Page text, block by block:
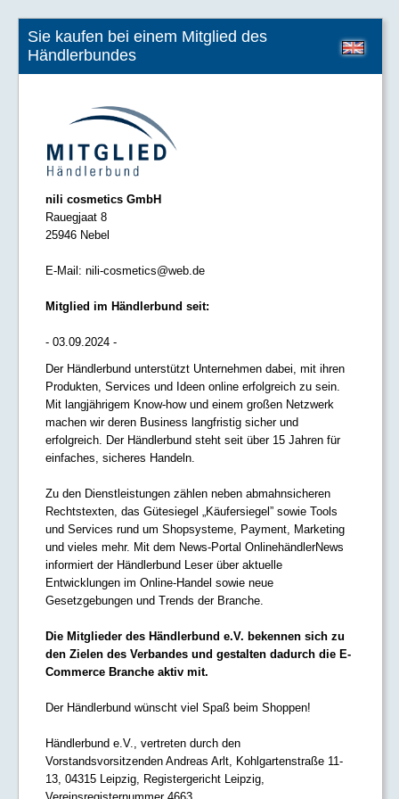
Sie kaufen bei einem Mitglied des
Händlerbundes
nili cosmetics GmbH
Rauegjaat 8
25946 Nebel
E-Mail: nili-cosmetics@web.de
Mitglied im Händlerbund seit:
- 03.09.2024 -
Der Händlerbund unterstützt Unternehmen dabei, mit ihren
Produkten, Services und Ideen online erfolgreich zu sein.
Mit langjährigem Know-how und einem großen Netzwerk
machen wir deren Business langfristig sicher und
erfolgreich. Der Händlerbund steht seit über 15 Jahren für
einfaches, sicheres Handeln.
Zu den Dienstleistungen zählen neben abmahnsicheren
Rechtstexten, das Gütesiegel „Käufersiegel” sowie Tools
und Services rund um Shopsysteme, Payment, Marketing
und vieles mehr. Mit dem News-Portal OnlinehändlerNews
informiert der Händlerbund Leser über aktuelle
Entwicklungen im Online-Handel sowie neue
Gesetzgebungen und Trends der Branche.
Die Mitglieder des Händlerbund e.V. bekennen sich zu
den Zielen des Verbandes und gestalten dadurch die E-
Commerce Branche aktiv mit.
Der Händlerbund wünscht viel Spaß beim Shoppen!
Händlerbund e.V., vertreten durch den
Vorstandsvorsitzenden Andreas Arlt, Kohlgartenstraße 11-
13, 04315 Leipzig, Registergericht Leipzig,